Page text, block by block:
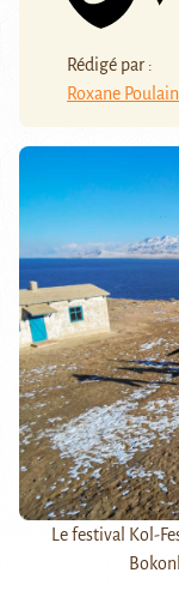
Rédigé par :
Roxane Poulain
Le festival Kol-